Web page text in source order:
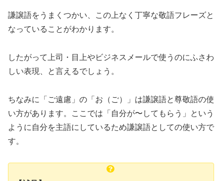
謙譲語をうまくつかい、この上なく丁寧な敬語フレーズと
なっていることがわかります。
したがって上司・目上やビジネスメールで使うのにふさわ
しい表現、と言えるでしょう。
ちなみに「ご遠慮」の「お（ご）」は謙譲語と尊敬語の使
い方があります。ここでは「自分が〜してもらう」という
ように自分を主語にしているため謙譲語としての使い方で
す。